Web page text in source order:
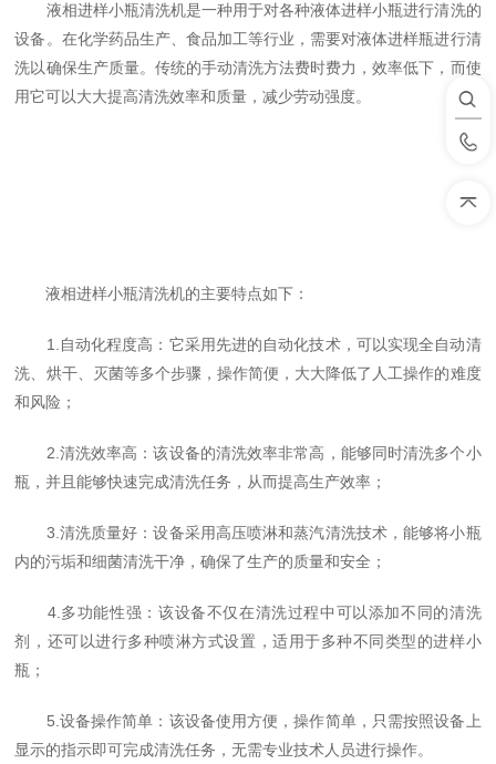
液相进样小瓶清洗机是一种用于对各种液体进样小瓶进行清洗的
设备。在化学药品生产、食品加工等行业，需要对液体进样瓶进行清
洗以确保生产质量。传统的手动清洗方法费时费力，效率低下，而使
用它可以大大提高清洗效率和质量，减少劳动强度。
液相进样小瓶清洗机的主要特点如下：
1.自动化程度高：它采用先进的自动化技术，可以实现全自动清
洗、烘干、灭菌等多个步骤，操作简便，大大降低了人工操作的难度
和风险；
2.清洗效率高：该设备的清洗效率非常高，能够同时清洗多个小
瓶，并且能够快速完成清洗任务，从而提高生产效率；
3.清洗质量好：设备采用高压喷淋和蒸汽清洗技术，能够将小瓶
内的污垢和细菌清洗干净，确保了生产的质量和安全；
4.多功能性强：该设备不仅在清洗过程中可以添加不同的清洗
剂，还可以进行多种喷淋方式设置，适用于多种不同类型的进样小
瓶；
5.设备操作简单：该设备使用方便，操作简单，只需按照设备上
显示的指示即可完成清洗任务，无需专业技术人员进行操作。